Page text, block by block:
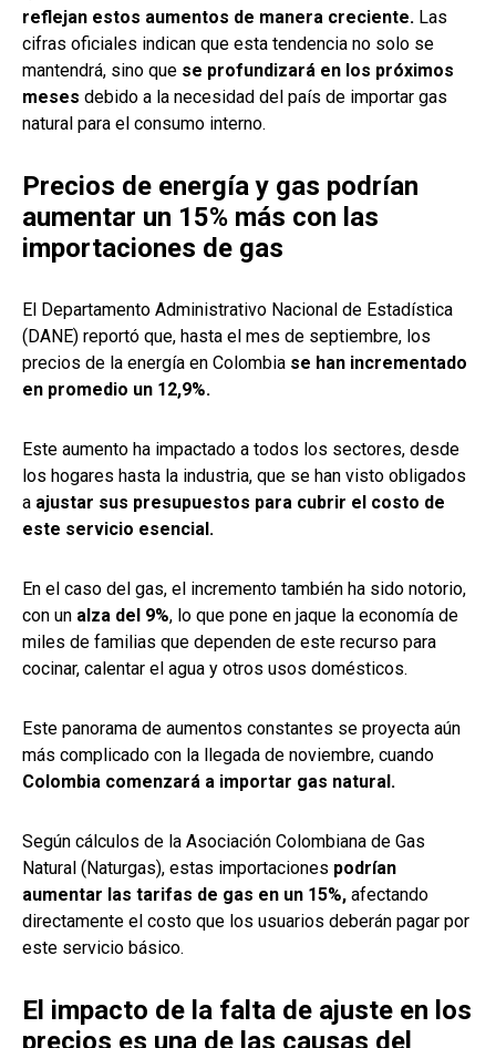
reflejan estos aumentos de manera creciente. Las
cifras oficiales indican que esta tendencia no solo se
mantendrá, sino que se profundizará en los próximos
meses debido a la necesidad del país de importar gas
natural para el consumo interno.
Precios de energía y gas podrían
aumentar un 15% más con las
importaciones de gas
El Departamento Administrativo Nacional de Estadística
(DANE) reportó que, hasta el mes de septiembre, los
precios de la energía en Colombia se han incrementado
en promedio un 12,9%.
Este aumento ha impactado a todos los sectores, desde
los hogares hasta la industria, que se han visto obligados
a ajustar sus presupuestos para cubrir el costo de
este servicio esencial.
En el caso del gas, el incremento también ha sido notorio,
con un alza del 9%, lo que pone en jaque la economía de
miles de familias que dependen de este recurso para
cocinar, calentar el agua y otros usos domésticos.
Este panorama de aumentos constantes se proyecta aún
más complicado con la llegada de noviembre, cuando
Colombia comenzará a importar gas natural.
Según cálculos de la Asociación Colombiana de Gas
Natural (Naturgas), estas importaciones podrían
aumentar las tarifas de gas en un 15%, afectando
directamente el costo que los usuarios deberán pagar por
este servicio básico.
El impacto de la falta de ajuste en los
precios es una de las causas del